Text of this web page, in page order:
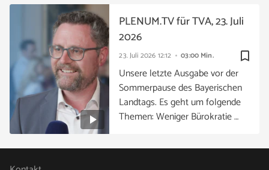
bookmark_border
23. Juli 2026 12:12 03:00 Min.
PLENUM.TV für TVA, 23. Juli
2026
Unsere letzte Ausgabe vor der
Sommerpause des Bayerischen
Landtags. Es geht um folgende
Themen: Weniger Bürokratie …